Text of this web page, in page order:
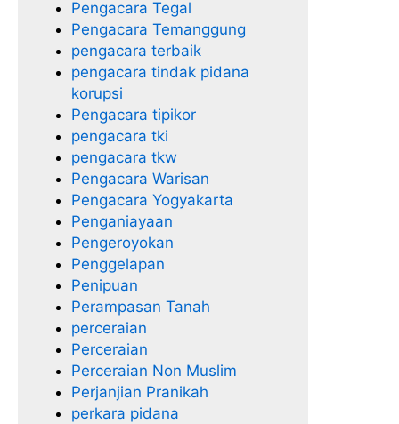
Pengacara Tegal
Pengacara Temanggung
pengacara terbaik
pengacara tindak pidana
korupsi
Pengacara tipikor
pengacara tki
pengacara tkw
Pengacara Warisan
Pengacara Yogyakarta
Penganiayaan
Pengeroyokan
Penggelapan
Penipuan
Perampasan Tanah
perceraian
Perceraian
Perceraian Non Muslim
Perjanjian Pranikah
perkara pidana